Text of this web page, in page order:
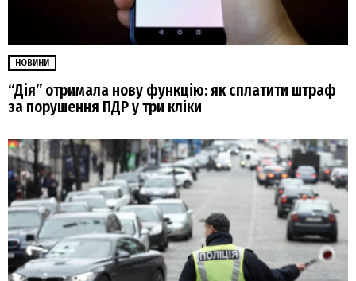
НОВИНИ
“Дія” отримала нову функцію: як сплатити штраф
за порушення ПДР у три кліки